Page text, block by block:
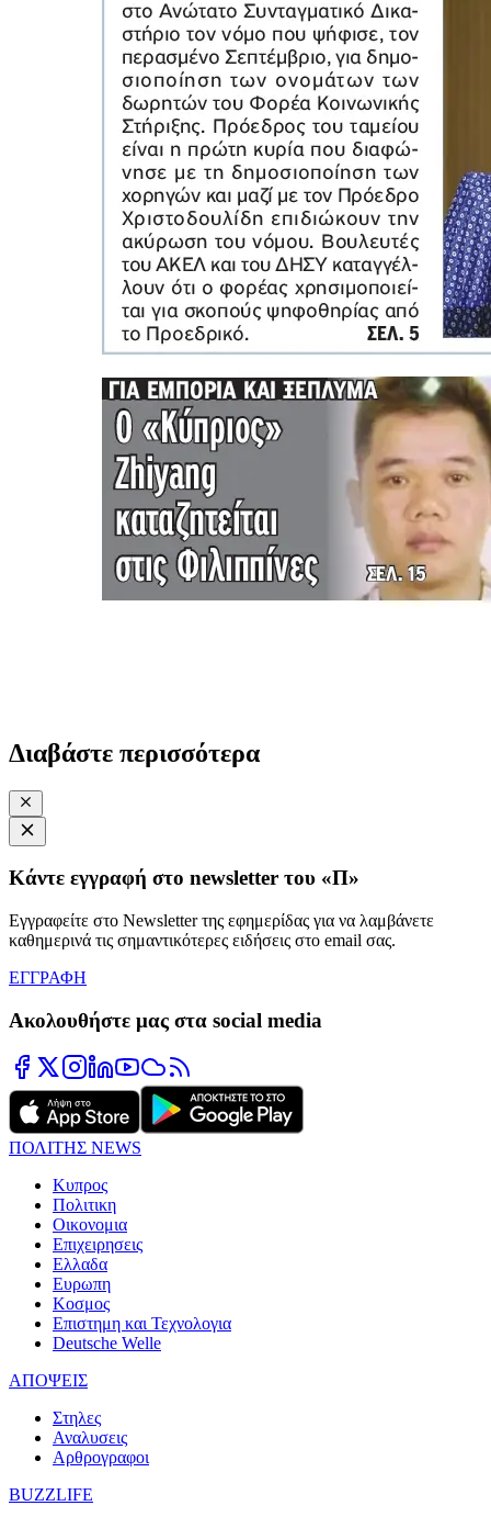
Διαβάστε περισσότερα
Κάντε εγγραφή στο newsletter του «Π»
Εγγραφείτε στο Newsletter της εφημερίδας για να λαμβάνετε
καθημερινά τις σημαντικότερες ειδήσεις στο email σας.
ΕΓΓΡΑΦΗ
Ακολουθήστε μας στα social media
ΠΟΛΙΤΗΣ NEWS
Κυπρος
Πολιτικη
Οικονομια
Επιχειρησεις
Ελλαδα
Ευρωπη
Κοσμος
Επιστημη και Τεχνολογια
Deutsche Welle
ΑΠΟΨΕΙΣ
Στηλες
Αναλυσεις
Αρθρογραφοι
BUZZLIFE